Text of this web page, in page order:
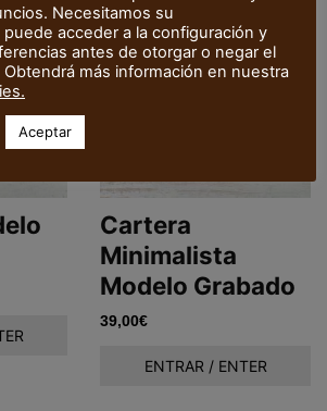
Cartera
Minimalista
Modelo Grabado
39,00€
ENTRAR / ENTER
Necesitamos su
acceder a la configuración y
antes de otorgar o negar el
más información en nuestra
Aceptar